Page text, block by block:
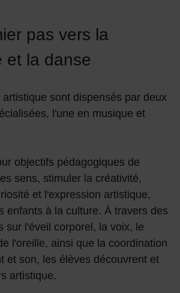
pas vers la
et la danse
sont dispensés par deux
l'une en musique et
objectifs pédagogiques de
sens, stimuler la créativité,
et l'expression artistique,
enfants à la culture. À travers des
sur l'éveil corporel, la voix, le
l'oreille, ainsi que la coordination
et son, les élèves découvrent et
artistique.